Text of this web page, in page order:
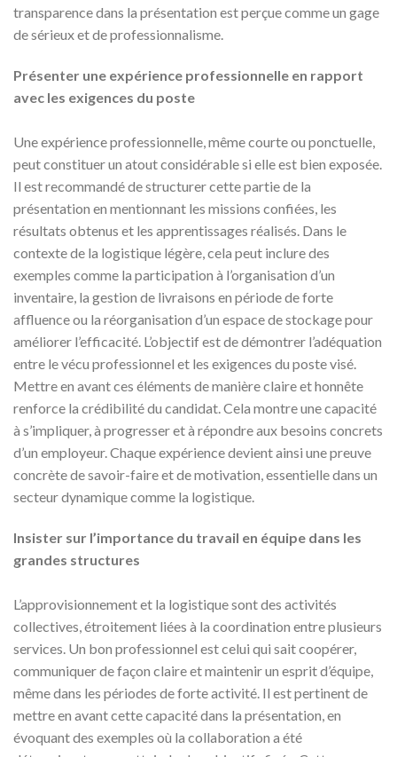
transparence dans la présentation est perçue comme un gage
de sérieux et de professionnalisme.
Présenter une expérience professionnelle en rapport
avec les exigences du poste
Une expérience professionnelle, même courte ou ponctuelle,
peut constituer un atout considérable si elle est bien exposée.
Il est recommandé de structurer cette partie de la
présentation en mentionnant les missions confiées, les
résultats obtenus et les apprentissages réalisés. Dans le
contexte de la logistique légère, cela peut inclure des
exemples comme la participation à l’organisation d’un
inventaire, la gestion de livraisons en période de forte
affluence ou la réorganisation d’un espace de stockage pour
améliorer l’efficacité. L’objectif est de démontrer l’adéquation
entre le vécu professionnel et les exigences du poste visé.
Mettre en avant ces éléments de manière claire et honnête
renforce la crédibilité du candidat. Cela montre une capacité
à s’impliquer, à progresser et à répondre aux besoins concrets
d’un employeur. Chaque expérience devient ainsi une preuve
concrète de savoir-faire et de motivation, essentielle dans un
secteur dynamique comme la logistique.
Insister sur l’importance du travail en équipe dans les
grandes structures
L’approvisionnement et la logistique sont des activités
collectives, étroitement liées à la coordination entre plusieurs
services. Un bon professionnel est celui qui sait coopérer,
communiquer de façon claire et maintenir un esprit d’équipe,
même dans les périodes de forte activité. Il est pertinent de
mettre en avant cette capacité dans la présentation, en
évoquant des exemples où la collaboration a été